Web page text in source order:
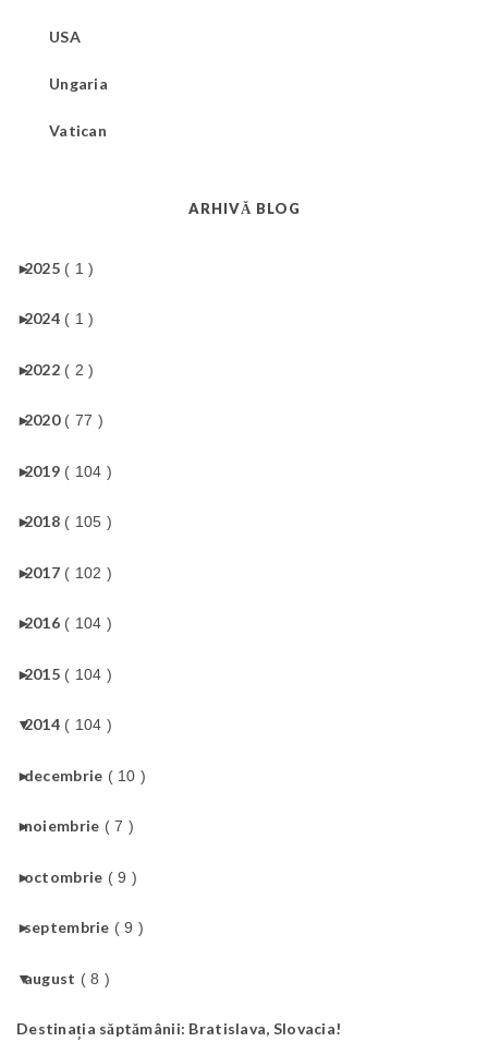
USA
Ungaria
Vatican
ARHIVĂ BLOG
►
2025 ( 1 )
►
2024 ( 1 )
►
2022 ( 2 )
►
2020 ( 77 )
►
2019 ( 104 )
►
2018 ( 105 )
►
2017 ( 102 )
►
2016 ( 104 )
►
2015 ( 104 )
▼
2014 ( 104 )
►
decembrie ( 10 )
►
noiembrie ( 7 )
►
octombrie ( 9 )
►
septembrie ( 9 )
▼
august ( 8 )
Destinația săptămânii: Bratislava, Slovacia!